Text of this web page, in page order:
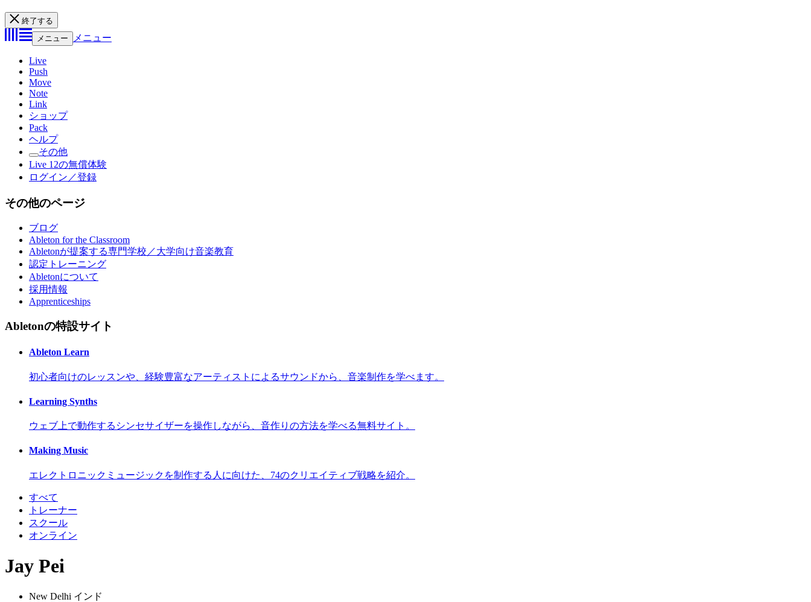
終了する
メニュー
メニュー
Live
Push
Move
Note
Link
ショップ
Pack
ヘルプ
その他
Live 12の無償体験
ログイン／登録
その他のページ
ブログ
Ableton for the Classroom
Abletonが提案する専門学校／大学向け音楽教育
認定トレーニング
Abletonについて
採用情報
Apprenticeships
Abletonの特設サイト
Ableton Learn
初心者向けのレッスンや、経験豊富なアーティストによるサウンドから、音楽制作を学べます。
Learning Synths
ウェブ上で動作するシンセサイザーを操作しながら、音作りの方法を学べる無料サイト。
Making Music
エレクトロニックミュージックを制作する人に向けた、74のクリエイティブ戦略を紹介。
すべて
トレーナー
スクール
オンライン
Jay Pei
New Delhi インド